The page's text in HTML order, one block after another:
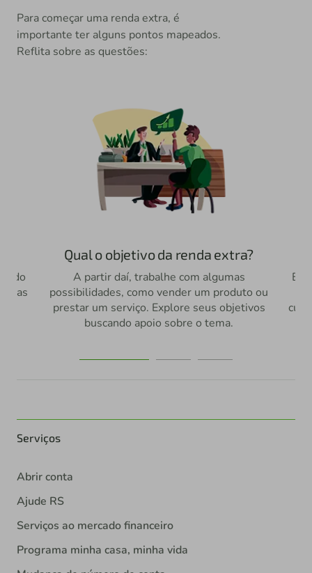
Para começar uma renda extra, é
importante ter alguns pontos mapeados.
Reflita sobre as questões:
suas
Qual o objetivo da renda extra?
A partir daí, trabalhe com algumas
possibilidades, como vender um produto ou
prestar um serviço. Explore seus objetivos
buscando apoio sobre o tema.
Serviços
Abrir conta
Ajude RS
Serviços ao mercado financeiro
Programa minha casa, minha vida